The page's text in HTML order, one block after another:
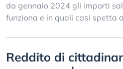
da gennaio 2024 gli importi
funziona e in quali casi spetta
Reddito di